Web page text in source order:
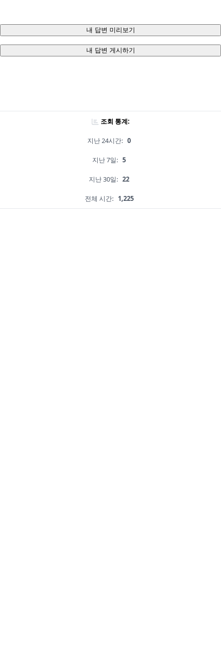
내 답변 미리보기
내 답변 게시하기
조회 통계:
지난 24시간: 0
지난 7일: 5
지난 30일: 22
전체 시간: 1,225